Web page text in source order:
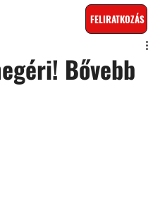
FELIRATKOZÁS
Bővebb